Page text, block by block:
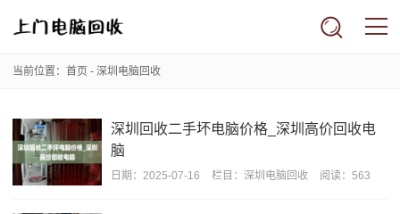
当前位置： 首页 - 深圳电脑回收
深圳回收二手坏电脑价格_深圳高价回收电
脑
日期： 2025-07-16 栏目： 深圳电脑回收 阅读：563